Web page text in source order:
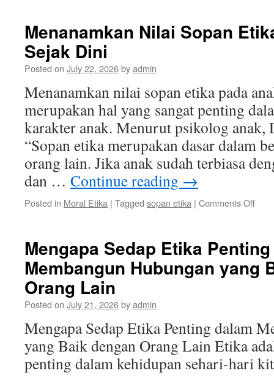
Menanamkan Nilai Sopan
Sejak Dini
Posted on July 22, 2026byadmin
Menanamkan nilai sopan etika pada
merupakan hal yang sangat penting
karakter anak. Menurut psikolog
“Sopan etika merupakan dasar dalam
orang lain. Jika anak sudah terbiasa
dan … Continue reading →
Posted in Moral Etika | Tagged sopan etika | Comments Offon
Etika
pada
Anak
Mengapa Sedap Etika
Membangun Hubungan yang
Orang Lain
Posted on July 21, 2026byadmin
Mengapa Sedap Etika Penting dalam
yang Baik dengan Orang Lain Etika
penting dalam kehidupan sehari-hari